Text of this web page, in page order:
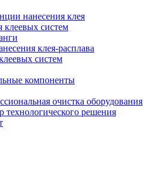
нанесения клея
клеевых систем
клея-расплава
систем
компоненты
очистка оборудования
технологического решения